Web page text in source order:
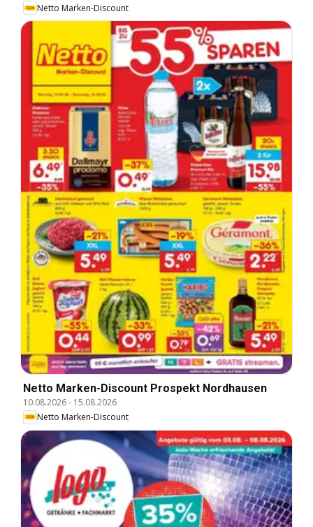
Netto Marken-Discount
Netto Marken-Discount Prospekt Nordhausen
10.08.2026- 15.08.2026
Netto Marken-Discount